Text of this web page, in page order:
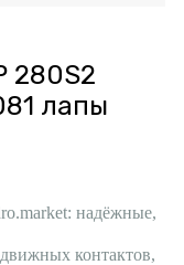
280S2
лапы
надёжные,
контактов,